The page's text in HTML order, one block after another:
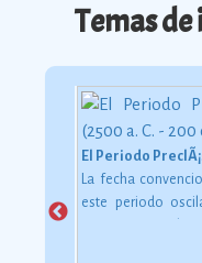
Temas
El Periodo
La fecha
este periodo